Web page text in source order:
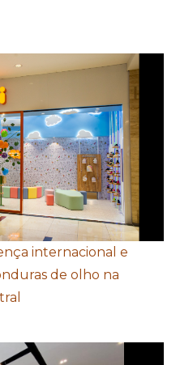
internacional e
de olho na